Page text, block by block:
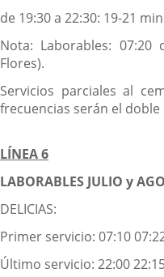
de 19:30 a 22:30: 19-21
Nota: Laborables: 07:20
Flores).
Servicios parciales al
frecuencias serán el
LÍNEA 6
LABORABLES JULIO y
DELICIAS:
Primer servicio: 07:10
Último servicio: 22:00